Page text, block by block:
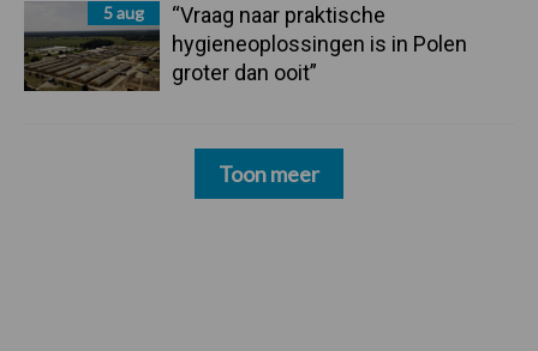
5 aug
“Vraag naar praktische
hygieneoplossingen is in Polen
groter dan ooit”
Toon meer